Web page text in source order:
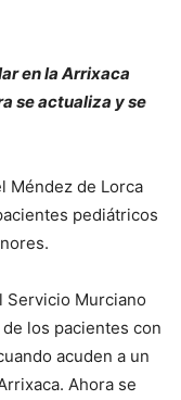
en la Arrixaca
se actualiza y se
Méndez de Lorca
pediátricos
Servicio Murciano
los pacientes con
acuden a un
Ahora se